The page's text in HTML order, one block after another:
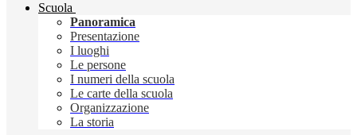
Scuola
Panoramica
Presentazione
I luoghi
Le persone
I numeri della scuola
Le carte della scuola
Organizzazione
La storia